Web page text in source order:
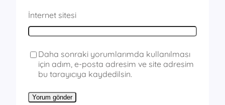
İnternet sitesi
Daha sonraki yorumlarımda kullanılması
için adım, e-posta adresim ve site adresim
bu tarayıcıya kaydedilsin.